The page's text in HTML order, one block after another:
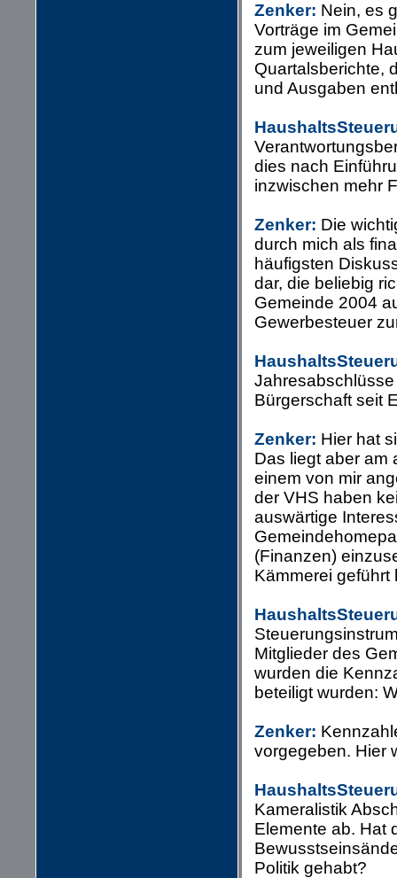
Zenker: Nein, es
Vorträge im
zum jeweiligen
Quartalsberichte,
und Ausgaben
dies nach
inzwischen mehr
Zenker: Die
durch mich als
häufigsten
dar, die beliebig
Gemeinde 2004
Gewerbesteuer
Bürgerschaft seit
Zenker: Hier hat
Das liegt aber am
einem von mir
der VHS haben
auswärtige
(Finanzen)
Kämmerei geführt
Mitglieder des
wurden die
beteiligt wurden:
Zenker:
vorgegeben. Hier
Kameralistik
Elemente ab. Hat
Politik gehabt?